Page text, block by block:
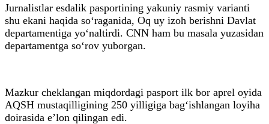
Jurnalistlar esdalik pasportining yakuniy rasmiy varianti
shu ekani haqida so‘raganida, Oq uy izoh berishni Davlat
departamentiga yo‘naltirdi. CNN ham bu masala yuzasidan
departamentga so‘rov yuborgan.
Mazkur cheklangan miqdordagi pasport ilk bor aprel oyida
AQSH mustaqilligining 250 yilligiga bag‘ishlangan loyiha
doirasida e’lon qilingan edi.